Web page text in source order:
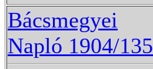
Bácsmegyei
Napló 1904/135